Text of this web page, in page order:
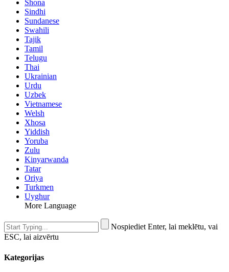
Shona
Sindhi
Sundanese
Swahili
Tajik
Tamil
Telugu
Thai
Ukrainian
Urdu
Uzbek
Vietnamese
Welsh
Xhosa
Yiddish
Yoruba
Zulu
Kinyarwanda
Tatar
Oriya
Turkmen
Uyghur
More Language
Nospiediet Enter, lai meklētu, vai
ESC, lai aizvērtu
Kategorijas